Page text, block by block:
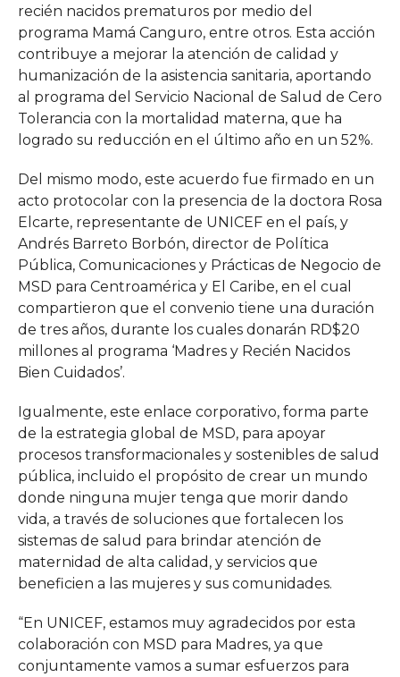
recién nacidos prematuros por medio del
programa Mamá Canguro, entre otros. Esta acción
contribuye a mejorar la atención de calidad y
humanización de la asistencia sanitaria, aportando
al programa del Servicio Nacional de Salud de Cero
Tolerancia con la mortalidad materna, que ha
logrado su reducción en el último año en un 52%.
Del mismo modo, este acuerdo fue firmado en un
acto protocolar con la presencia de la doctora Rosa
Elcarte, representante de UNICEF en el país, y
Andrés Barreto Borbón, director de Política
Pública, Comunicaciones y Prácticas de Negocio de
MSD para Centroamérica y El Caribe, en el cual
compartieron que el convenio tiene una duración
de tres años, durante los cuales donarán RD$20
millones al programa ‘Madres y Recién Nacidos
Bien Cuidados’.
Igualmente, este enlace corporativo, forma parte
de la estrategia global de MSD, para apoyar
procesos transformacionales y sostenibles de salud
pública, incluido el propósito de crear un mundo
donde ninguna mujer tenga que morir dando
vida, a través de soluciones que fortalecen los
sistemas de salud para brindar atención de
maternidad de alta calidad, y servicios que
beneficien a las mujeres y sus comunidades.
“En UNICEF, estamos muy agradecidos por esta
colaboración con MSD para Madres, ya que
conjuntamente vamos a sumar esfuerzos para